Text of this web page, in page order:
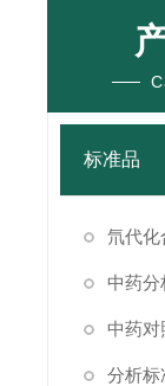
标准品
氘代化
中药分
中药对
分析标